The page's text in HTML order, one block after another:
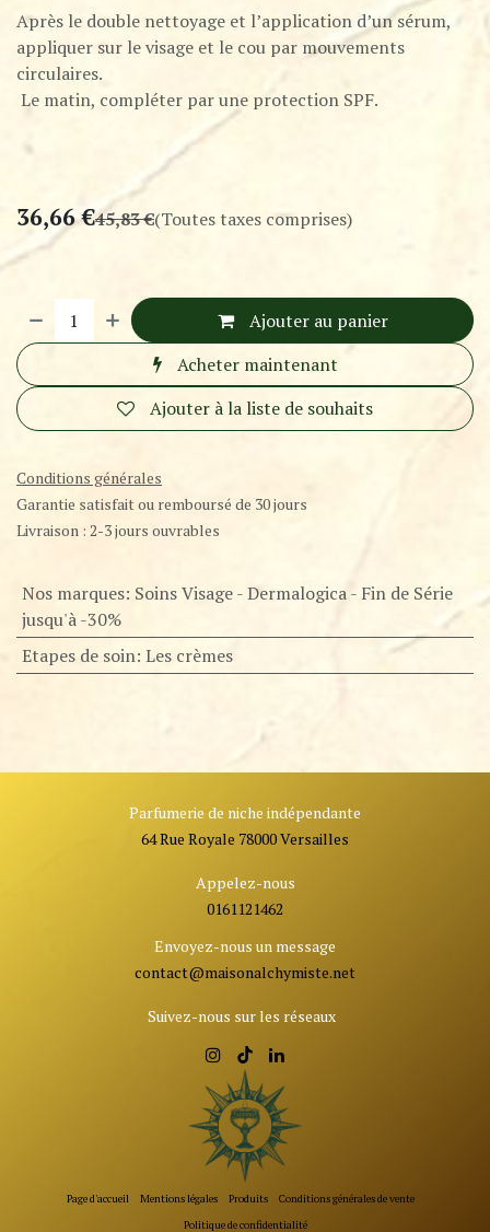
Après le double nettoyage et l’application d’un sérum,
appliquer sur le visage et le cou par mouvements
circulaires.
Le matin, compléter par une protection SPF.
36,66€45,83€(Toutes taxes comprises)
Ajouter au panier
Acheter maintenant
Ajouter à la liste de souhaits
Conditions générales
Garantie satisfait ou remboursé de 30 jours
Livraison : 2-3 jours ouvrables
Nos marques: Soins Visage - Dermalogica - Fin de Série
jusqu'à -30%
Etapes de soin: Les crèmes
Parfumerie de niche indépendante
64 Rue Royale 78000 Versailles
Appelez-nous
0161121462
Envoyez-nous un message
contact@maisonalchymiste.net
Suivez-nous sur les réseaux
Page d'accueil Mentions légales Produits
Conditions générales de vente
Politique de confidentialité